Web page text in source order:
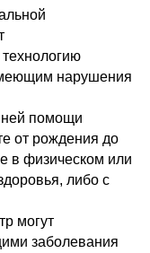
нарушения
помощи
от рождения до
в физическом или
либо с
могут
заболевания